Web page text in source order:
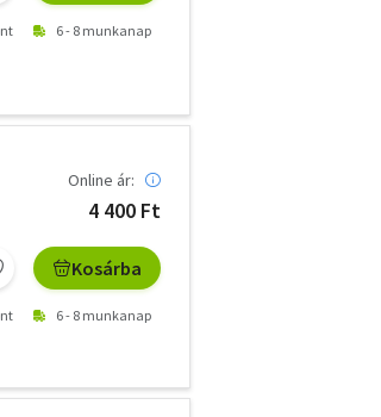
6 - 8 munkanap
Online ár:
4 400 Ft
Kosárba
6 - 8 munkanap